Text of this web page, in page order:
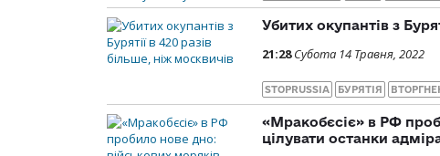
Убитих окупантів з
21:28 Субота 14 Травня, 2022
STOPRUSSIA БУРЯТІЯ
«Мракобєсіє» в РФ
цілувати останки